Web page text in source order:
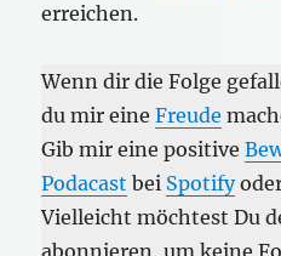
erreichen.
Wenn dir die Folge
du mir eineFreude
Gib mir eine positive
Podacast bei Spotify
Vielleicht möchtest Du